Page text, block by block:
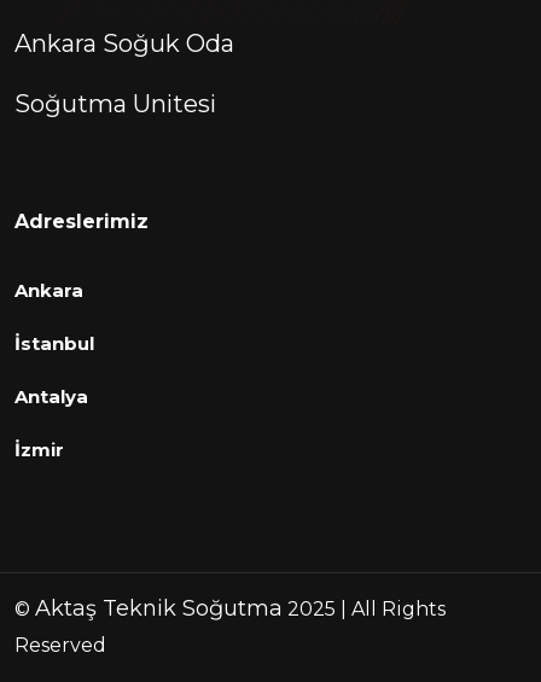
Ankara Soğuk Oda
Soğutma Unitesi
Adreslerimiz
Ankara
İstanbul
Antalya
İzmir
© Aktaş Teknik Soğutma 2025 | All Rights
Reserved